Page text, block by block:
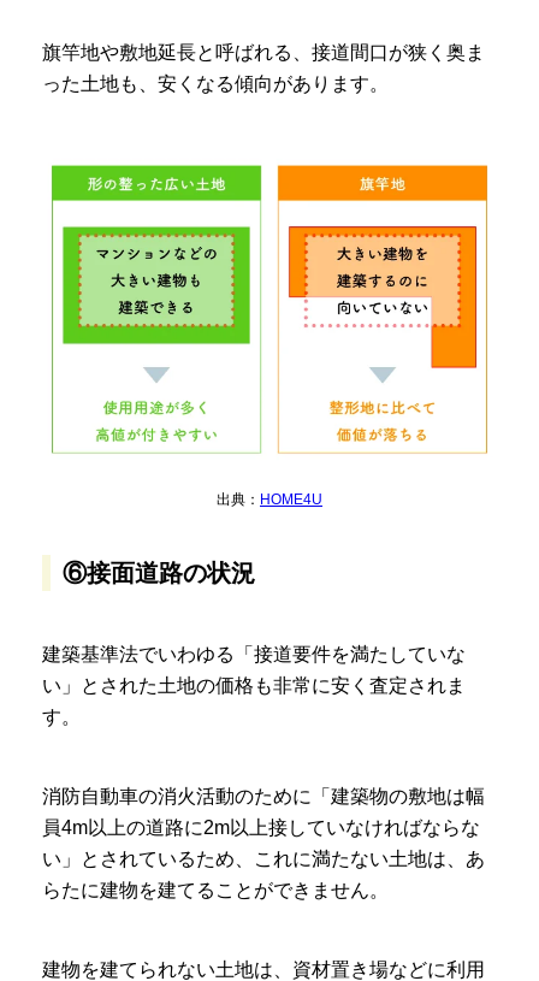
旗竿地や敷地延長と呼ばれる、接道間口が狭く奥ま
った土地も、安くなる傾向があります。
出典： HOME4U
⑥接面道路の状況
建築基準法でいわゆる「接道要件を満たしていな
い」とされた土地の価格も非常に安く査定されま
す。
消防自動車の消火活動のために「建築物の敷地は幅
員4m以上の道路に2m以上接していなければならな
い」とされているため、これに満たない土地は、あ
らたに建物を建てることができません。
建物を建てられない土地は、資材置き場などに利用